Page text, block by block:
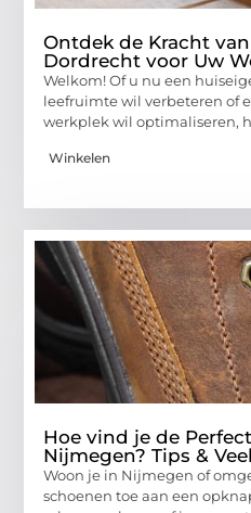
Ontdek de Kracht
Dordrecht voor Uw
Welkom! Of u nu een
leefruimte wil verbeteren of
werkplek wil optimaliseren,
Winkelen
Hoe vind je de
Nijmegen? Tips &
Woon je in Nijmegen of
schoenen toe aan een